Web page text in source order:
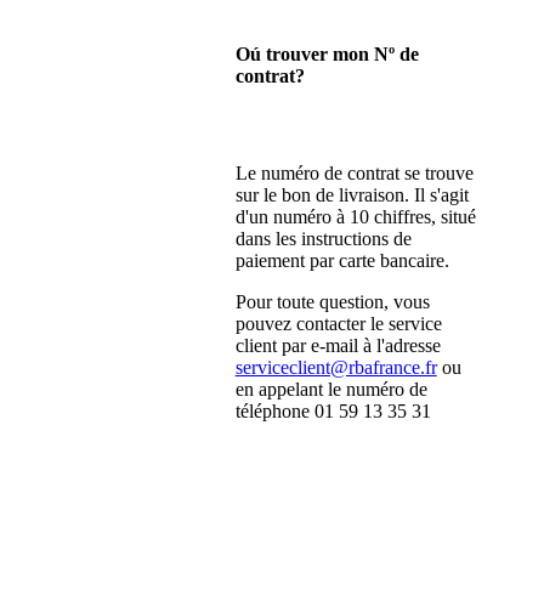
Oú trouver mon Nº de
contrat?
Le numéro de contrat se trouve
sur le bon de livraison. Il s'agit
d'un numéro à 10 chiffres, situé
dans les instructions de
paiement par carte bancaire.
Pour toute question, vous
pouvez contacter le service
client par e-mail à l'adresse
serviceclient@rbafrance.frou
en appelant le numéro de
téléphone 01 59 13 35 31